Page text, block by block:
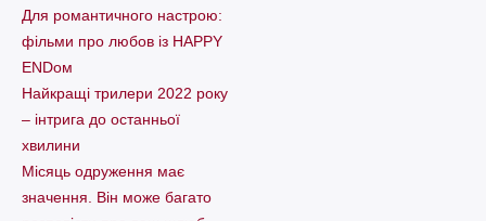
Для романтичного настрою:
фільми про любов із HAPPY
ENDом
Найкращі трилери 2022 року
– інтрига до останньої
хвилини
Місяць одруження має
значення. Він може багато